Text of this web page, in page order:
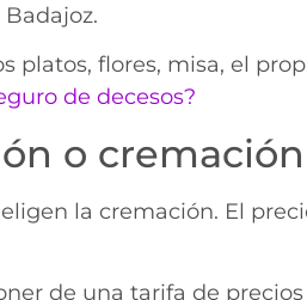
platos, flores, misa, el
de decesos?
o
la cremación. El
de una tarifa de